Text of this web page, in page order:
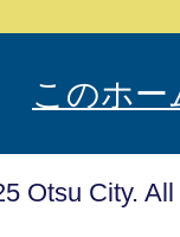
このホ
Otsu City.